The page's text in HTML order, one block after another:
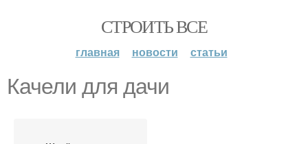
СТРОИТЬ ВСЕ
главная новости статьи
Качели для дачи